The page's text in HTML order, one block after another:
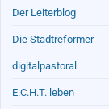
Der Leiterblog
Die Stadtreformer
digitalpastoral
E.C.H.T. leben